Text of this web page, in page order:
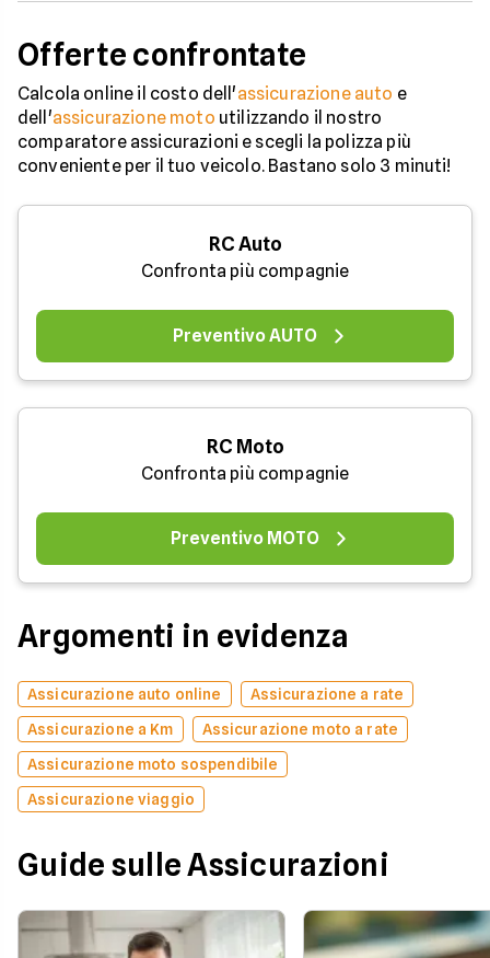
Offerte confrontate
Calcola online il costo dell'assicurazione auto e
dell'assicurazione moto utilizzando il nostro
comparatore assicurazioni e scegli la polizza più
conveniente per il tuo veicolo. Bastano solo 3 minuti!
RC Auto
Confronta più compagnie
Preventivo AUTO
RC Moto
Confronta più compagnie
Preventivo MOTO
Argomenti in evidenza
Assicurazione auto online
Assicurazione a rate
Assicurazione a Km
Assicurazione moto a rate
Assicurazione moto sospendibile
Assicurazione viaggio
Guide sulle Assicurazioni